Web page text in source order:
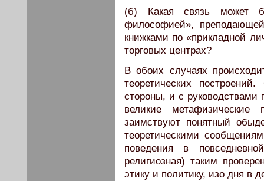
(б) Какая связь может
философией»,
книжками по «прикладной
торговых центрах?
В обоих случаях
теоретических
стороны, и с руководствами
великие метафизические
заимствуют понятный
теоретическими
поведения в
религиозная) таким
этику и политику, изо дня